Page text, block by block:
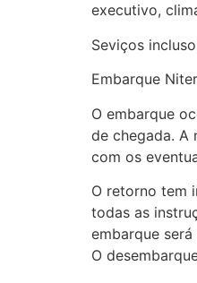
executivo,
Seviços
Embarque
O embarque
de chegada. A
com os
O retorno tem
todas as
embarque
O